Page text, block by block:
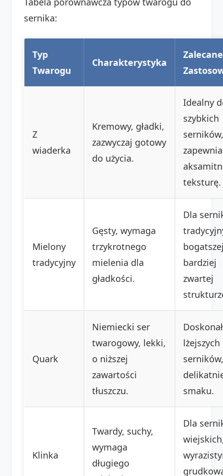
sernika:
Typ
Twarogu
Charakterystyka
Zalecane
Z
wiaderka
Kremowy, gładki,
zazwyczaj gotowy
do użycia.
Idealny
szybkich
serników,
zapewnia
teksturę.
Mielony
tradycyjny
Gęsty, wymaga
trzykrotnego
mielenia dla
gładkości.
Dla
bardziej
zwartej
Quark
Niemiecki ser
twarogowy, lekki,
o niższej
zawartości
tłuszczu.
lżejszych
smaku.
Klinka
Twardy, suchy,
wymaga
długiego
Dla